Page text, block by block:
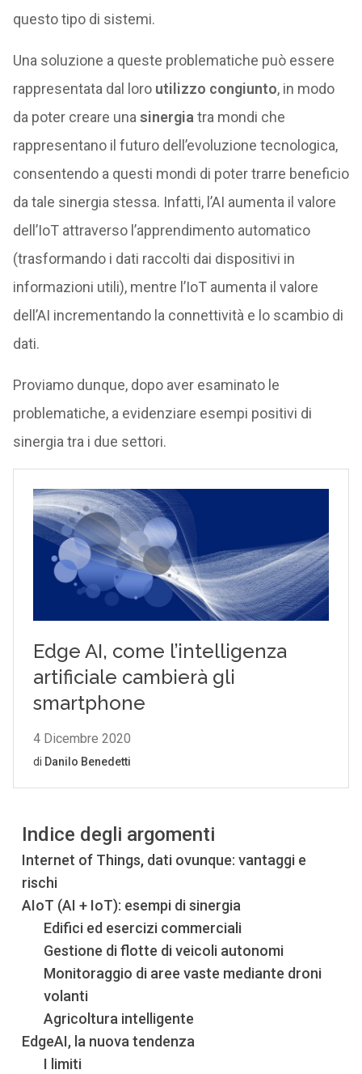
questo tipo di sistemi.
Una soluzione a queste problematiche può essere
rappresentata dal loroutilizzo congiunto, in modo
da poter creare una sinergia tra mondi che
rappresentano il futuro dell’evoluzione tecnologica,
consentendo a questi mondi di poter trarre beneficio
da tale sinergia stessa. Infatti, l’AI aumenta il valore
dell’IoT attraverso l’apprendimento automatico
(trasformando i dati raccolti dai dispositivi in
informazioni utili), mentre l’IoT aumenta il valore
dell’AI incrementando la connettività e lo scambio di
dati.
Proviamo dunque, dopo aver esaminato le
problematiche, a evidenziare esempi positivi di
sinergia tra i due settori.
Indice degli argomenti
Internet of Things, dati ovunque: vantaggi e
rischi
AIoT (AI + IoT): esempi di sinergia
Edifici ed esercizi commerciali
Gestione di flotte di veicoli autonomi
Monitoraggio di aree vaste mediante droni
volanti
Agricoltura intelligente
EdgeAI, la nuova tendenza
I limiti